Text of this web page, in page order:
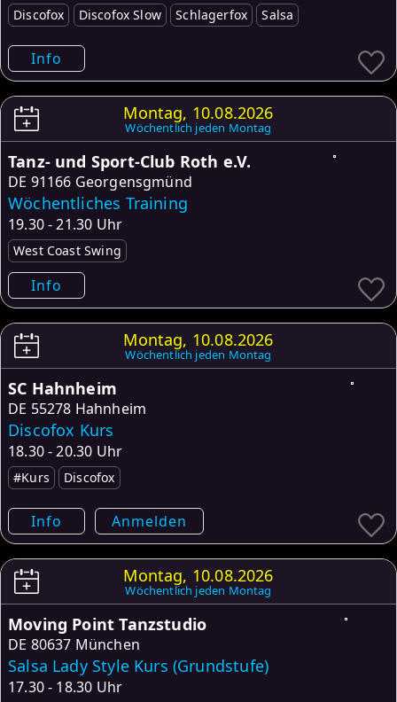
Discofox Discofox Slow Schlagerfox Salsa
Info
Montag, 10.08.2026
Wöchentlich jeden Montag
Tanz- und Sport-Club Roth e.V.
DE 91166 Georgensgmünd
Wöchentliches Training
19.30 - 21.30 Uhr
West Coast Swing
Info
Montag, 10.08.2026
Wöchentlich jeden Montag
SC Hahnheim
DE 55278 Hahnheim
Discofox Kurs
18.30 - 20.30 Uhr
#Kurs Discofox
Info Anmelden
Montag, 10.08.2026
Wöchentlich jeden Montag
Moving Point Tanzstudio
DE 80637 München
Salsa Lady Style Kurs (Grundstufe)
17.30 - 18.30 Uhr